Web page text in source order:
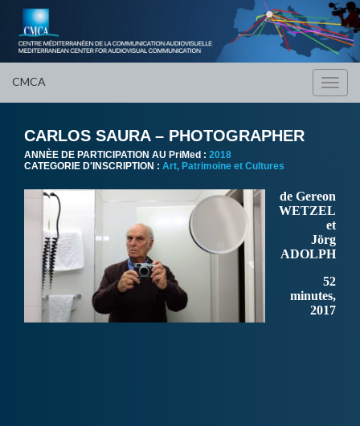
CMCA
CARLOS SAURA – PHOTOGRAPHER
ANNÈE DE PARTICIPATION AU PriMed : 2018
CATEGORIE D'INSCRIPTION : Art, Patrimoine et Cultures
de Gereon
WETZEL
et
Jörg
ADOLPH
52
minutes,
2017